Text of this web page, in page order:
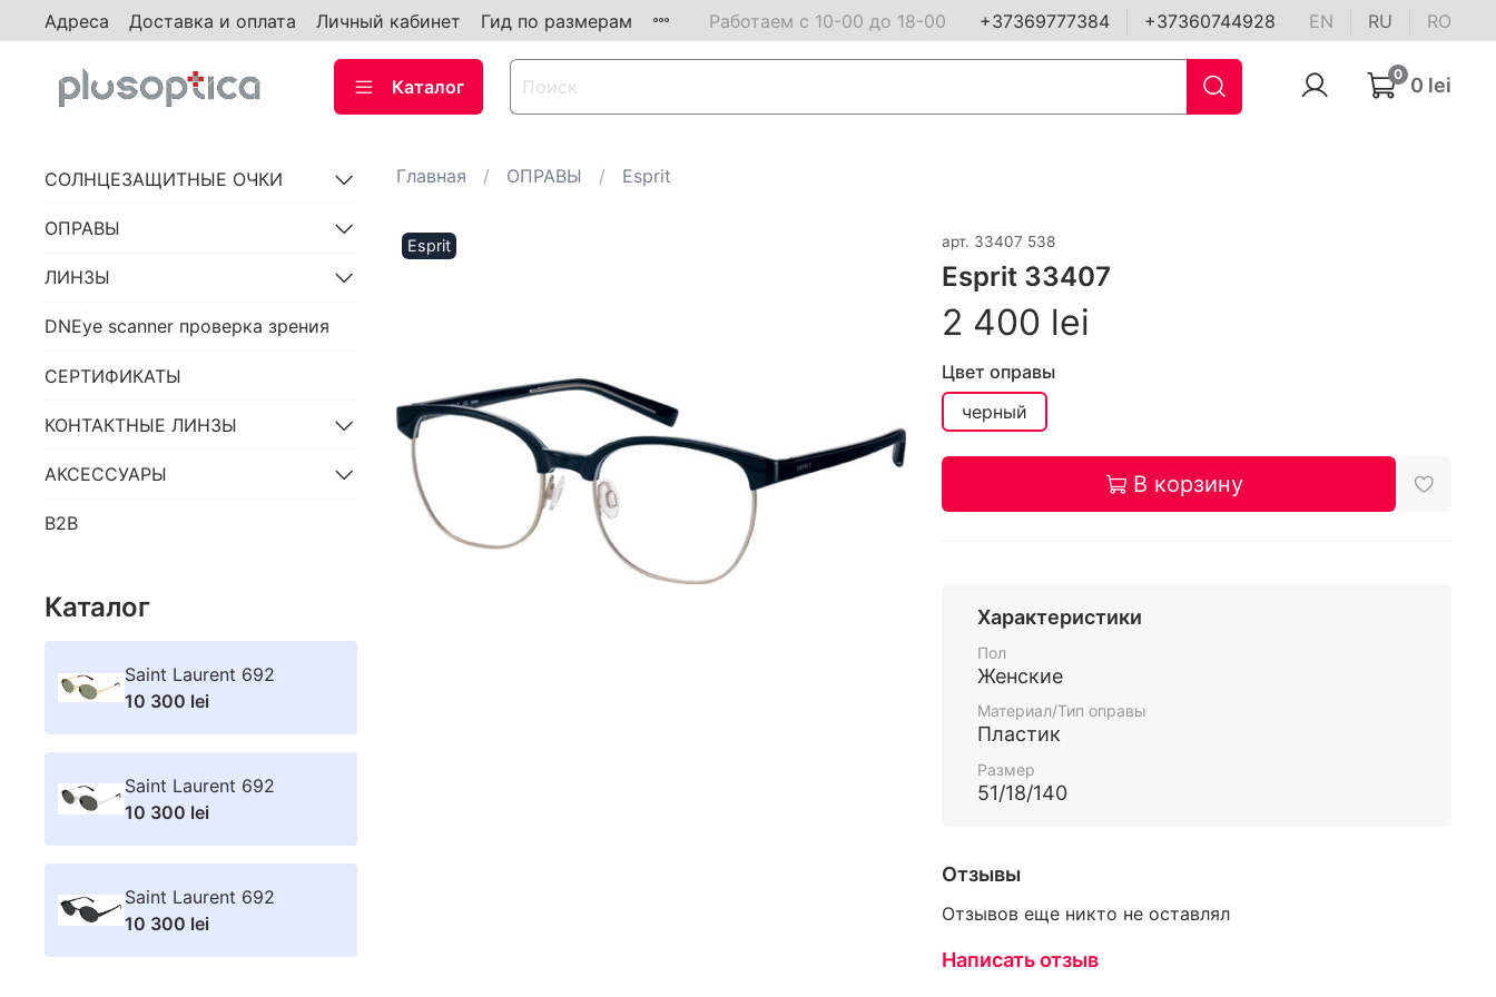
Адреса Доставка и оплата Личный кабинет Гид по размерам Работаем с 10-00 до 18-00 +37369777384 +37360744928 EN RU RO
Каталог
0 0 lei
Главная ОПРАВЫ Esprit
Esprit арт. 33407 538
Esprit 33407
2 400 lei
Цвет оправы
черный
В корзину
Характеристики
Пол
Женские
Материал/Тип оправы
Пластик
Размер
51/18/140
Отзывы
Отзывов еще никто не оставлял
Написать отзыв
СОЛНЦЕЗАЩИТНЫЕ ОЧКИ
ОПРАВЫ
ЛИНЗЫ
DNEye scanner проверка зрения
СЕРТИФИКАТЫ
КОНТАКТНЫЕ ЛИНЗЫ
АКСЕССУАРЫ
B2B
Каталог
Saint Laurent 692
10 300 lei
Saint Laurent 692
10 300 lei
Saint Laurent 692
10 300 lei